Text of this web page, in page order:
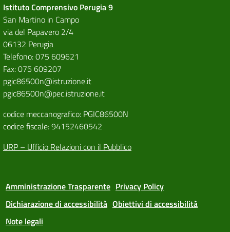
Istituto Comprensivo Perugia 9
San Martino in Campo
via del Papavero 2/4
06132 Perugia
Telefono: 075 609621
Fax: 075 609207
pgic86500n@istruzione.it
pgic86500n@pec.istruzione.it
codice meccanografico: PGIC86500N
codice fiscale: 94152460542
URP – Ufficio Relazioni con il Pubblico
Amministrazione Trasparente Privacy Policy
Dichiarazione di accessibilità Obiettivi di accessibilità
Note legali